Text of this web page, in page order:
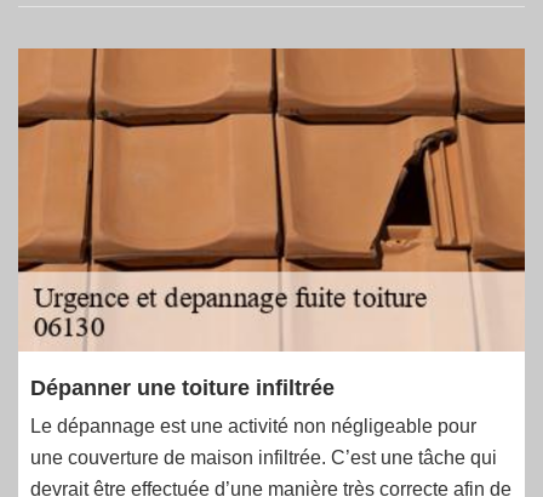
Dépanner une toiture infiltrée
Le dépannage est une activité non négligeable pour
une couverture de maison infiltrée. C’est une tâche qui
devrait être effectuée d’une manière très correcte afin de